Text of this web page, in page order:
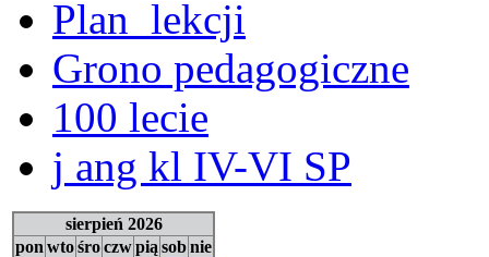
Plan_lekcji
Grono pedagogiczne
100 lecie
j ang kl IV-VI SP
sierpień 2026
pon wtośroczwpią sobnie